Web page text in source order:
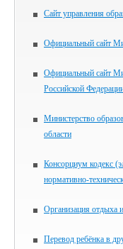
Сайт управления
Официальный сайт
Официальный сайт
Российской
Министерство
области
Консорциум кодекс
нормативно-
Организация отдыха
Перевод ребёнка в